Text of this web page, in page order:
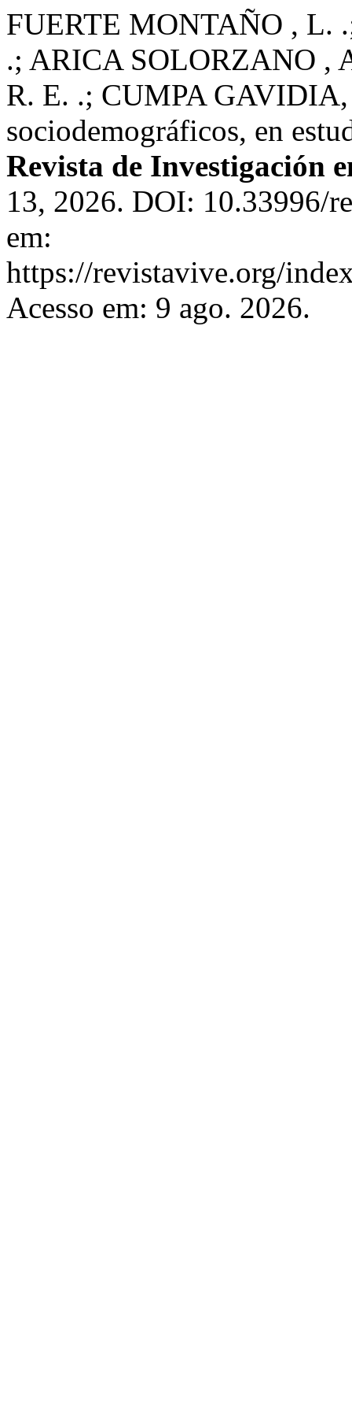
FUERTE MONTAÑO , L.
.; ARICA SOLORZANO ,
R. E. .; CUMPA
sociodemográficos, en
Revista de Investigación
13, 2026. DOI: 10.33996/
em:
https://revistavive.org/
Acesso em: 9 ago. 2026.